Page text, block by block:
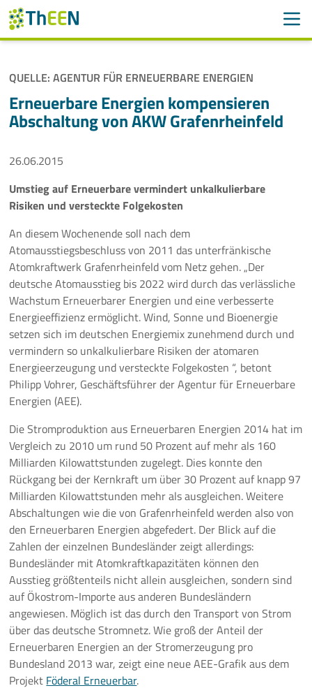
Navigation überspringen
ThEEN
Services
Mitglieder
Aktivitäten
Veranstaltungen
Aktuelles
Meldungen
Pressemeldungen
Branchenmeldungen
Statements
Positionen
Jobs
Mediathek
Akkreditierung
Mehr
QUELLE: AGENTUR FÜR ERNEUERBARE ENERGIEN
Erneuerbare Energien kompensieren
Abschaltung von AKW Grafenrheinfeld
26.06.2015
Umstieg auf Erneuerbare vermindert unkalkulierbare
Risiken und versteckte Folgekosten
An diesem Wochenende soll nach dem
Atomausstiegsbeschluss von 2011 das unterfränkische
Atomkraftwerk Grafenrheinfeld vom Netz gehen. „Der
deutsche Atomausstieg bis 2022 wird durch das verlässliche
Wachstum Erneuerbarer Energien und eine verbesserte
Energieeffizienz ermöglicht. Wind, Sonne und Bioenergie
setzen sich im deutschen Energiemix zunehmend durch und
vermindern so unkalkulierbare Risiken der atomaren
Energieerzeugung und versteckte Folgekosten “, betont
Philipp Vohrer, Geschäftsführer der Agentur für Erneuerbare
Energien (AEE).
Die Stromproduktion aus Erneuerbaren Energien 2014 hat im
Vergleich zu 2010 um rund 50 Prozent auf mehr als 160
Milliarden Kilowattstunden zugelegt. Dies konnte den
Rückgang bei der Kernkraft um über 30 Prozent auf knapp 97
Milliarden Kilowattstunden mehr als ausgleichen. Weitere
Abschaltungen wie die von Grafenrheinfeld werden also von
den Erneuerbaren Energien abgefedert. Der Blick auf die
Zahlen der einzelnen Bundesländer zeigt allerdings:
Bundesländer mit Atomkraftkapazitäten können den
Ausstieg größtenteils nicht allein ausgleichen, sondern sind
auf Ökostrom-Importe aus anderen Bundesländern
angewiesen. Möglich ist das durch den Transport von Strom
über das deutsche Stromnetz. Wie groß der Anteil der
Erneuerbaren Energien an der Stromerzeugung pro
Bundesland 2013 war, zeigt eine neue AEE-Grafik aus dem
Projekt Föderal Erneuerbar.